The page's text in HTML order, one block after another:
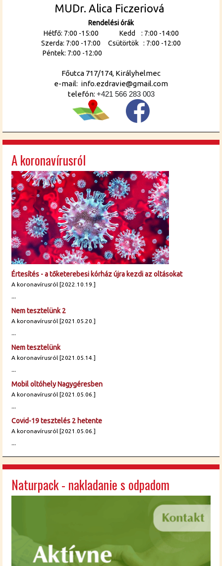
MUDr. Alica Ficzeriová
Rendelési órák
Hétfő: 7:00 -15:00 Kedd : 7:00 -14:00
Szerda: 7:00 -17:00 Csütörtök : 7:00 -12:00
Péntek: 7:00 -12:00
Főutca 717/174, Királyhelmec
e-mail: info.ezdravie@gmail.com
telefón: +421 566 283 003
A koronavírusról
Értesítés - a tőketerebesi kórház újra kezdi az oltásokat
A koronavírusról [2022.10.19.]
...
Nem tesztelünk 2
A koronavírusról [2021.05.20.]
...
Nem tesztelünk
A koronavírusról [2021.05.14.]
...
Mobil oltóhely Nagygéresben
A koronavírusról [2021.05.06.]
...
Covid-19 tesztelés 2 hetente
A koronavírusról [2021.05.06.]
...
Naturpack - nakladanie s odpadom